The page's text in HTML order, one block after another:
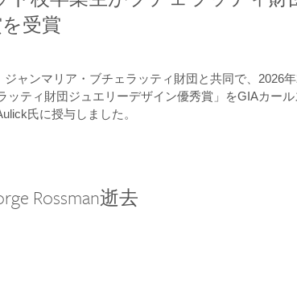
受賞
ャンマリア・ブチェラッティ財団と共同で、2026
ッティ財団ジュエリーデザイン優秀賞」をGIAカー
氏に授与しました。
Rossman逝去